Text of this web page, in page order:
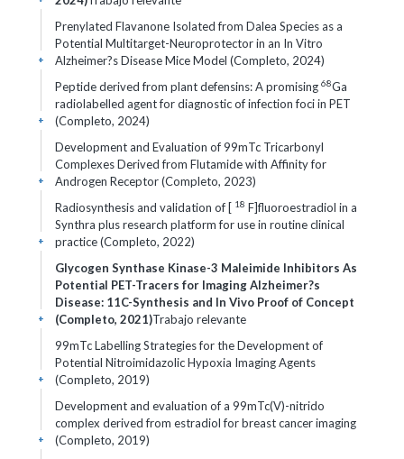
Prenylated Flavanone Isolated from Dalea Species as a
Potential Multitarget-Neuroprotector in an In Vitro
Alzheimer?s Disease Mice Model (Completo, 2024)
+
Peptide derived from plant defensins: A promising 68Ga
radiolabelled agent for diagnostic of infection foci in PET
(Completo, 2024)
+
Development and Evaluation of 99mTc Tricarbonyl
Complexes Derived from Flutamide with Affinity for
Androgen Receptor (Completo, 2023)
+
Radiosynthesis and validation of [ 18 F]fluoroestradiol in a
Synthra plus research platform for use in routine clinical
practice (Completo, 2022)
+
Glycogen Synthase Kinase-3 Maleimide Inhibitors As
Potential PET-Tracers for Imaging Alzheimer?s
Disease: 11C-Synthesis and In Vivo Proof of Concept
(Completo, 2021)Trabajo relevante
+
99mTc Labelling Strategies for the Development of
Potential Nitroimidazolic Hypoxia Imaging Agents
(Completo, 2019)
+
Development and evaluation of a 99mTc(V)-nitrido
complex derived from estradiol for breast cancer imaging
(Completo, 2019)
+